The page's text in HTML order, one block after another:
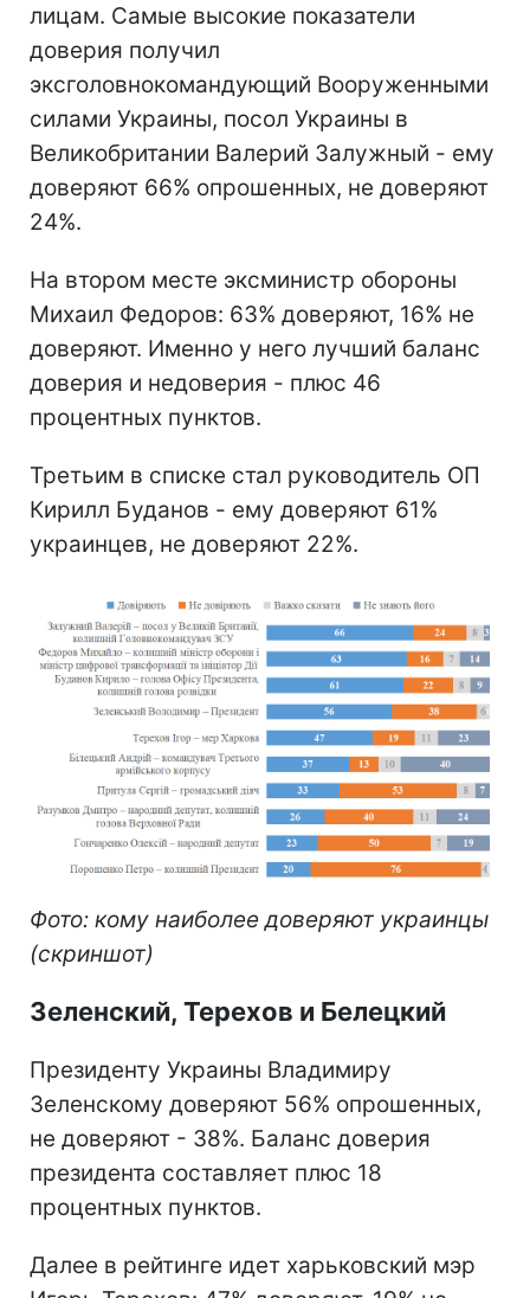
лицам. Самые высокие показатели
доверия получил
эксголовнокомандующий Вооруженными
силами Украины, посол Украины в
Великобритании Валерий Залужный - ему
доверяют 66% опрошенных, не доверяют
24%.
На втором месте эксминистр обороны
Михаил Федоров: 63% доверяют, 16% не
доверяют. Именно у него лучший баланс
доверия и недоверия - плюс 46
процентных пунктов.
Третьим в списке стал руководитель ОП
Кирилл Буданов - ему доверяют 61%
украинцев, не доверяют 22%.
Фото: кому наиболее доверяют украинцы
(скриншот)
Зеленский, Терехов и Белецкий
Президенту Украины Владимиру
Зеленскому доверяют 56% опрошенных,
не доверяют - 38%. Баланс доверия
президента составляет плюс 18
процентных пунктов.
Далее в рейтинге идет харьковский мэр